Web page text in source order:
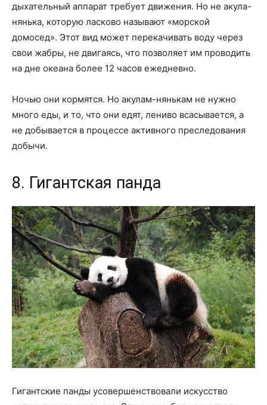
дыхательный аппарат требует движения. Но не акула-
нянька, которую ласково называют «морской
домосед». Этот вид может перекачивать воду через
свои жабры, не двигаясь, что позволяет им проводить
на дне океана более 12 часов ежедневно.
Ночью они кормятся. Но акулам-нянькам не нужно
много еды, и то, что они едят, лениво всасывается, а
не добывается в процессе активного преследования
добычи.
8. Гигантская панда
Гигантские панды усовершенствовали искусство